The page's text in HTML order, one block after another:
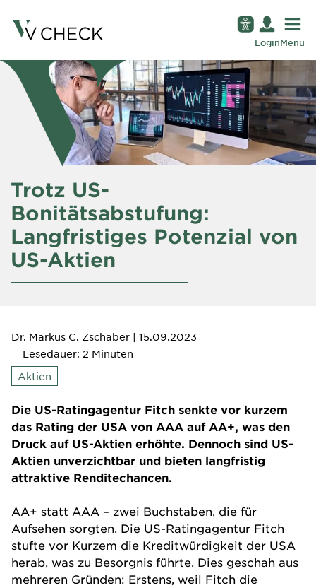
LoginMenü
Trotz US-
Bonitätsabstufung:
Langfristiges Potenzial von
US-Aktien
Dr. Markus C. Zschaber | 15.09.2023
Lesedauer: 2 Minuten
Aktien
Die US-Ratingagentur Fitch senkte vor kurzem
das Rating der USA von AAA auf AA+, was den
Druck auf US-Aktien erhöhte. Dennoch sind US-
Aktien unverzichtbar und bieten langfristig
attraktive Renditechancen.
AA+ statt AAA – zwei Buchstaben, die für
Aufsehen sorgten. Die US-Ratingagentur Fitch
stufte vor Kurzem die Kreditwürdigkeit der USA
herab, was zu Besorgnis führte. Dies geschah aus
mehreren Gründen: Erstens, weil Fitch die